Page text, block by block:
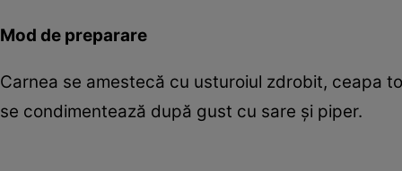
Mod de preparare
Carnea se amestecă cu usturoiul zdrobit, ceapa
se condimentează după gust cu sare şi piper.